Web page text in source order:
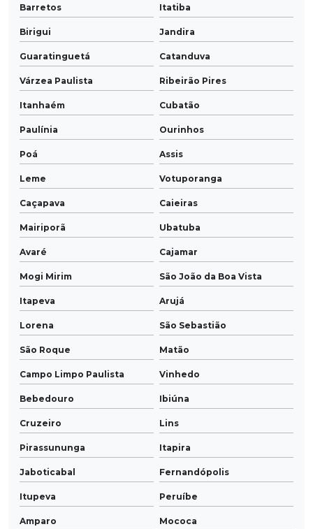
Barretos Itatiba
Birigui Jandira
Guaratinguetá Catanduva
Várzea Paulista Ribeirão Pires
Itanhaém Cubatão
Paulínia Ourinhos
Poá Assis
Leme Votuporanga
Caçapava Caieiras
Mairiporã Ubatuba
Avaré Cajamar
Mogi Mirim São João da Boa Vista
Itapeva Arujá
Lorena São Sebastião
São Roque Matão
Campo Limpo Paulista Vinhedo
Bebedouro Ibiúna
Cruzeiro Lins
Pirassununga Itapira
Jaboticabal Fernandópolis
Itupeva Peruíbe
Amparo Mococa